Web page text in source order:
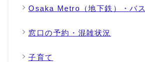
Osaka Metro（地下鉄）・バス
窓口の予約・混雑状況
子育て